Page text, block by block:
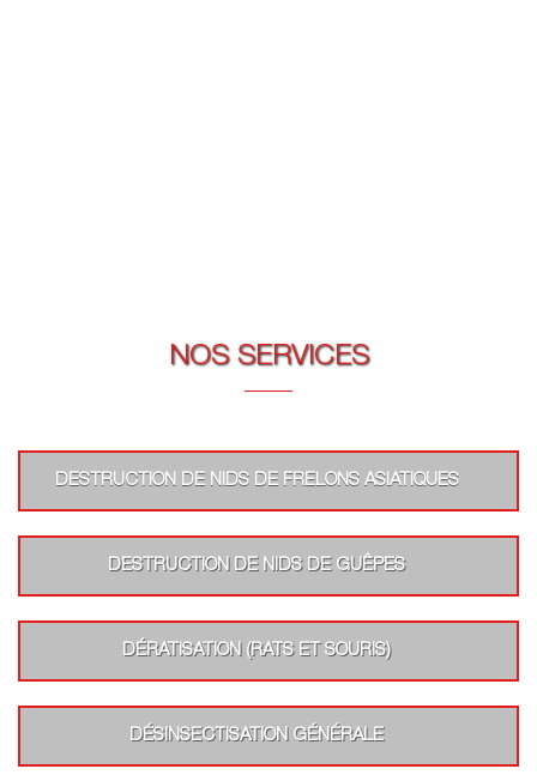
NOS SERVICES
DESTRUCTION DE NIDS DE FRELONS ASIATIQUES
DESTRUCTION DE NIDS DE GUÊPES
DÉRATISATION (RATS ET SOURIS)
DÉSINSECTISATION GÉNÉRALE